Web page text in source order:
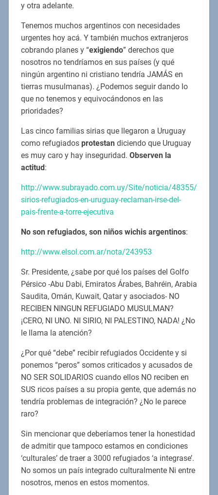
y otra adelante.
Tenemos muchos argentinos con necesidades
urgentes hoy acá. Y también muchos extranjeros
cobrando planes y “exigiendo” derechos que
nosotros no tendríamos en sus países (y qué
ningún argentino ni cristiano tendría JAMÁS en
tierras musulmanas). ¿Podemos seguir dando lo
que no tenemos y equivocándonos en las
prioridades?
Las cinco familias sirias que llegaron a Uruguay
como refugiados protestandiciendo que Uruguay
es muy caro y hay inseguridad. Observen la
actitud:
http://www.subrayado.com.uy/Site/noticia/48355/
sirios-refugiados-en-uruguay-reclaman-irse-del-
pais-frente-a-torre-ejecutiva
No son refugiados, son niños wichis argentinos:
http://www.elsol.com.ar/nota/243953
Sr. Presidente, ¿sabe por qué los países del Golfo
Pérsico -Abu Dabi, Emiratos Árabes, Bahréin, Arabia
Saudita, Omán, Kuwait, Qatar y asociados- NO
RECIBEN NINGUN REFUGIADO MUSULMAN?
¡CERO, NI UNO. NI SIRIO, NI PALESTINO, NADA! ¿No
le llama la atención?
¿Por qué “debe” recibir refugiados Occidente y si
ponemos “peros” somos criticados y acusados de
NO SER SOLIDARIOS cuando ellos NO reciben en
SUS ricos países a su propia gente, que además no
tendría problemas de integración? ¿No le parece
raro?
Sin mencionar que deberíamos tener la honestidad
de admitir que tampoco estamos en condiciones
‘culturales’ de traer a 3000 refugiados ‘a integrase’.
No somos un país integrado culturalmente Ni entre
nosotros, menos en estos momentos.